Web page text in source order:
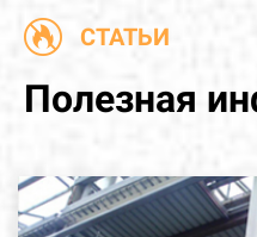
СТАТЬИ
Полезная